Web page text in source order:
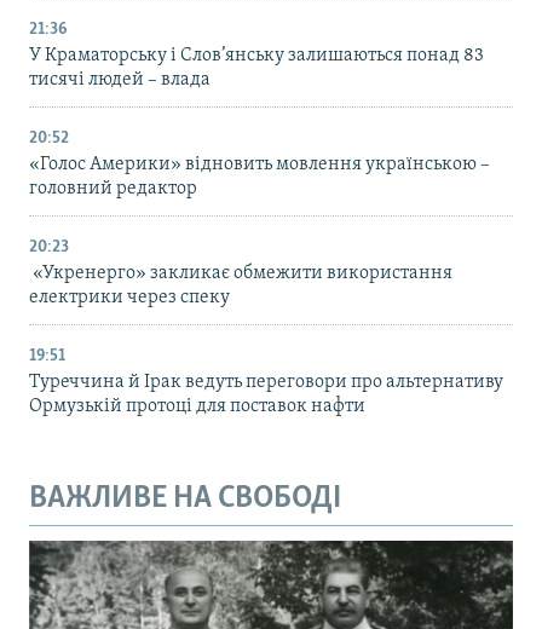
21:36
У Краматорську і Слов’янську залишаються понад 83
тисячі людей – влада
20:52
«Голос Америки» відновить мовлення українською –
головний редактор
20:23
«Укренерго» закликає обмежити використання
електрики через спеку
19:51
Туреччина й Ірак ведуть переговори про альтернативу
Ормузькій протоці для поставок нафти
ВАЖЛИВЕ НА СВОБОДІ